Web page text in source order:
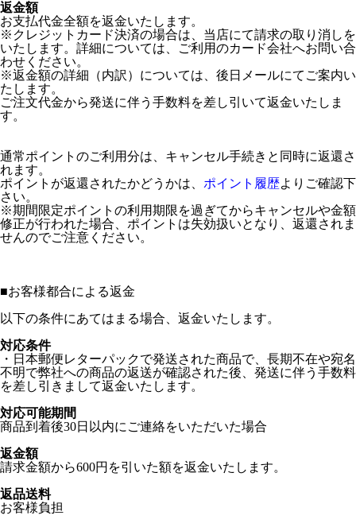
返金額
お支払代金全額を返金いたします。
※クレジットカード決済の場合は、当店にて請求の取り消しを
いたします。詳細については、ご利用のカード会社へお問い合
わせください。
※返金額の詳細（内訳）については、後日メールにてご案内い
たします。
ご注文代金から発送に伴う手数料を差し引いて返金いたしま
す。
通常ポイントのご利用分は、キャンセル手続きと同時に返還さ
れます。
ポイントが返還されたかどうかは、 ポイント履歴よりご確認下
さい。
※期間限定ポイントの利用期限を過ぎてからキャンセルや金額
修正が行われた場合、ポイントは失効扱いとなり、返還されま
せんのでご注意ください。
■お客様都合による返金
以下の条件にあてはまる場合、返金いたします。
対応条件
・日本郵便レターパックで発送された商品で、長期不在や宛名
不明で弊社への商品の返送が確認された後、発送に伴う手数料
を差し引きまして返金いたします。
対応可能期間
商品到着後30日以内にご連絡をいただいた場合
返金額
請求金額から600円を引いた額を返金いたします。
返品送料
お客様負担